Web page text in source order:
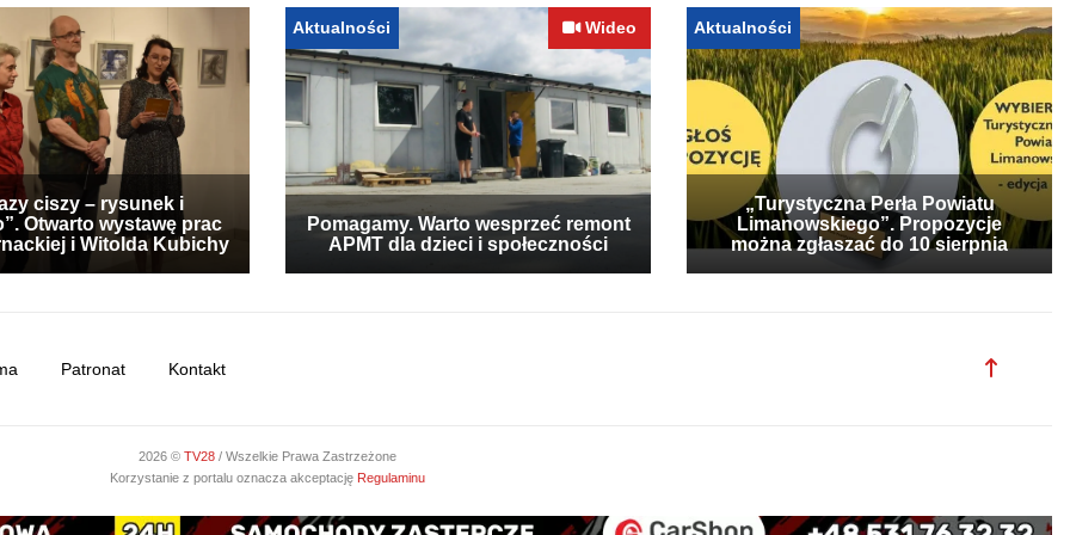
ciszy – rysunek i
Otwarto wystawę prac
i Witolda Kubichy
Aktualności Wideo
Pomagamy. Warto wesprzeć remont
APMT dla dzieci i społeczności
Aktualności
„Turystyczna Perła Powiatu
Limanowskiego”. Propozycje
można zgłaszać do 10 sierpnia
Patronat Kontakt
2026 © TV28 / Wszelkie Prawa Zastrzeżone
Korzystanie z portalu oznacza akceptację Regulaminu